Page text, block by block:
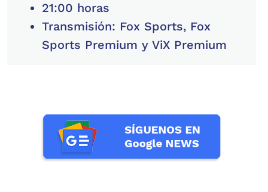
21:00 horas
Transmisión: Fox Sports, Fox
Sports Premium y ViX Premium